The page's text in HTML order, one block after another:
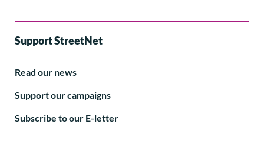
Support StreetNet
Read our news
Support our campaigns
Subscribe to our E-letter